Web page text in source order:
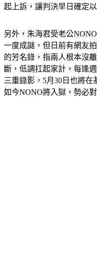
一度成謎，但日前有網友
的芳名錄，指兩人根本沒
斷，低調扛起家計，每逢
三重錄影，5月30日也將
如今NONO將入獄，勢必